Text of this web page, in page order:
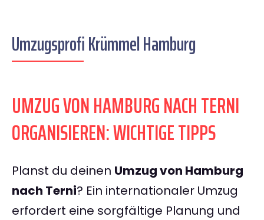
Umzugsprofi Krümmel Hamburg
UMZUG VON HAMBURG NACH TERNI
ORGANISIEREN: WICHTIGE TIPPS
Planst du deinen Umzug von Hamburg
nach Terni? Ein internationaler Umzug
erfordert eine sorgfältige Planung und